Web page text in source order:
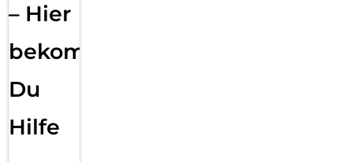
– Hier
bekommst
Du
Hilfe